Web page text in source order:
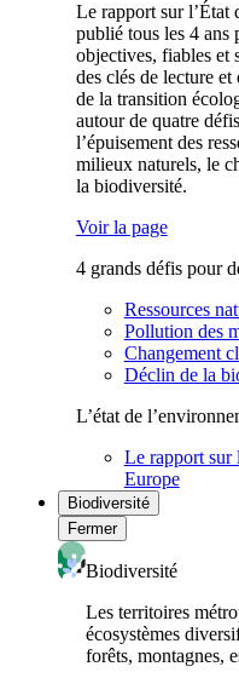
Le rapport sur l’État
publié tous les 4
objectives, fiables et
des clés de lecture
de la transition
autour de quatre
l’épuisement des
milieux naturels, le
la biodiversité.
Voir la page
4 grands défis pour
Ressources
Pollution des
Changement
Déclin de la
L’état de
Le rapport sur
Europe
Biodiversité
Fermer
Biodiversité
Les territoires
écosystèmes
forêts, montagnes,